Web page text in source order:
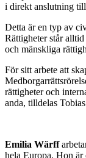
i direkt anslutning
Detta är en typ av
Rättigheter står
och mänskliga
För sitt arbete att
rättigheter och
anda, tilldelas
Emilia Wärff
hela Europa. Hon är